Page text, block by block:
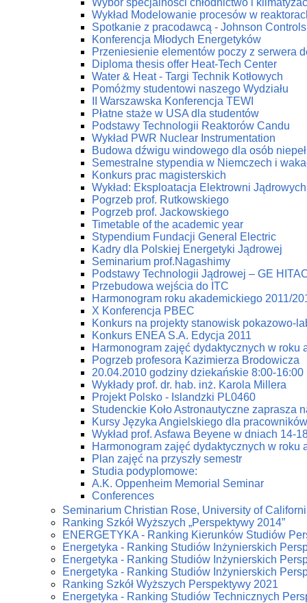
Wybór specjalności chłodnictwo i
Wykład Modelowanie procesów w
Spotkanie z pracodawcą - Johnson
Konferencja Młodych Energetyków
Przeniesienie elementów poczy z serwera
Diploma thesis offer Heat-Tech Center
Water & Heat - Targi Technik Kotłowych
Pomóżmy studentowi naszego Wydziału
II Warszawska Konferencja TEWI
Płatne staże w USA dla studentów
Podstawy Technologii Reaktorów Candu
Wykład PWR Nuclear Instrumentation
Budowa dźwigu windowego dla osób
Semestralne stypendia w Niemczech i
Konkurs prac magisterskich
Wykład: Eksploatacja Elektrowni Jądrowych
Pogrzeb prof. Rutkowskiego
Pogrzeb prof. Jackowskiego
Timetable of the academic year
Stypendium Fundacji General Electric
Kadry dla Polskiej Energetyki Jądrowej
Seminarium prof.Nagashimy
Podstawy Technologii Jądrowej – GE
Przebudowa wejścia do ITC
Harmonogram roku akademickiego 2011/
X Konferencja PBEC
Konkurs na projekty stanowisk pokazowo-
Konkurs ENEA S.A. Edycja 2011
Harmonogram zajęć dydaktycznych w roku
Pogrzeb profesora Kazimierza Brodowicza
20.04.2010 godziny dziekańskie 8:00-16:00
Wykłady prof. dr. hab. inż. Karola Millera
Projekt Polsko - Islandzki PL0460
Studenckie Koło Astronautyczne zaprasza
Kursy Języka Angielskiego dla
Wykład prof. Asfawa Beyene w dniach 14-
Harmonogram zajęć dydaktycznych w roku
Plan zajęć na przyszły semestr
Studia podyplomowe:
A.K. Oppenheim Memorial Seminar
Conferences
Seminarium Christian Rose, University of
Ranking Szkół Wyższych „Perspektywy 2014”
ENERGETYKA - Ranking Kierunków Studiów
Energetyka - Ranking Studiów Inżynierskich
Energetyka - Ranking Studiów Inżynierskich
Energetyka - Ranking Studiów Inżynierskich
Ranking Szkół Wyższych Perspektywy 2021
Energetyka - Ranking Studiów Technicznych